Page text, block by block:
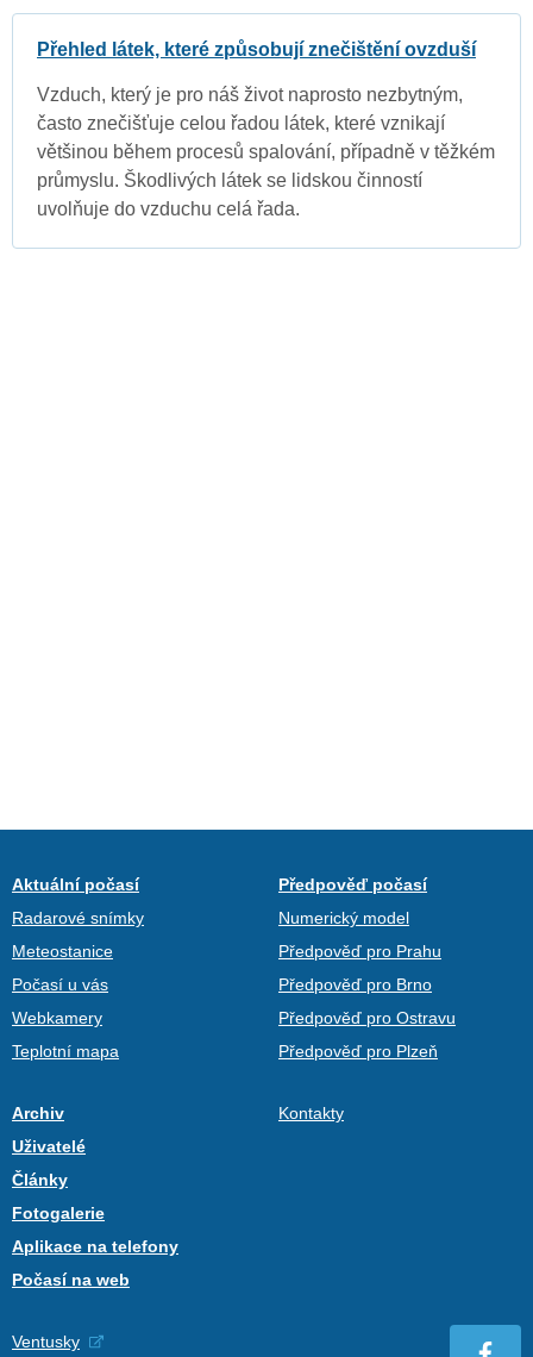
Přehled látek, které způsobují znečištění ovzduší
Vzduch, který je pro náš život naprosto nezbytným,
často znečišťuje celou řadou látek, které vznikají
většinou během procesů spalování, případně v těžkém
průmyslu. Škodlivých látek se lidskou činností
uvolňuje do vzduchu celá řada.
Aktuální počasí
Radarové snímky
Meteostanice
Počasí u vás
Webkamery
Teplotní mapa
Předpověď počasí
Numerický model
Předpověď pro Prahu
Předpověď pro Brno
Předpověď pro Ostravu
Předpověď pro Plzeň
Archiv
Uživatelé
Články
Fotogalerie
Aplikace na telefony
Počasí na web
Kontakty
Ventusky